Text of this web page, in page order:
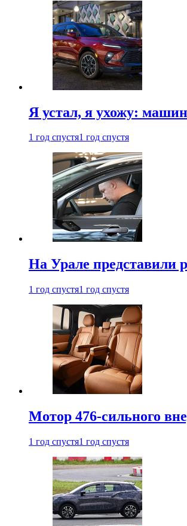
Я устал, я ухожу:
1 год спустя1 год спустя
На Урале представили
1 год спустя1 год спустя
Мотор 476-сильного
1 год спустя1 год спустя